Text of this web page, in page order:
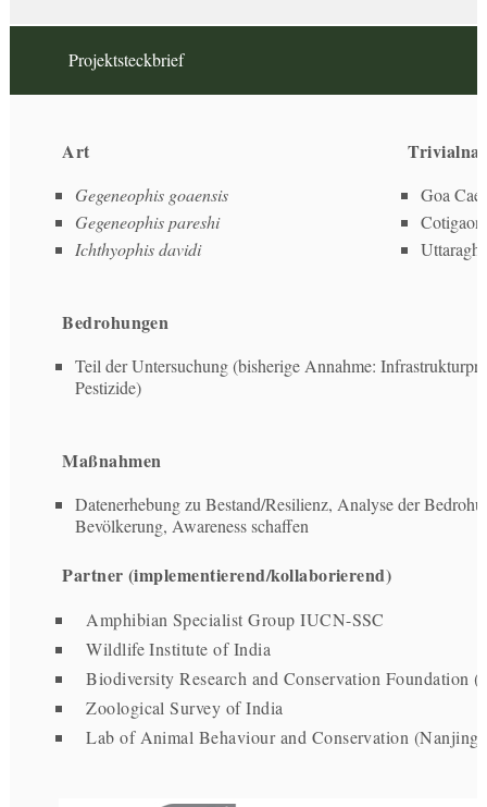
Projektsteckbrief
Art
Gegeneophis goaensis
Gegeneophis pareshi
Ichthyophis davidi
Goa
Bedrohungen
Teil der Untersuchung (bisherige Annahme:
Pestizide)
Maßnahmen
Datenerhebung zu Bestand/Resilienz, Analyse der
Bevölkerung, Awareness schaffen
Partner (implementierend/kollaborierend)
Amphibian Specialist Group IUCN-SSC
Wildlife Institute of India
Biodiversity Research and Conservation Foundation
Zoological Survey of India
Lab of Animal Behaviour and Conservation (Nanjing